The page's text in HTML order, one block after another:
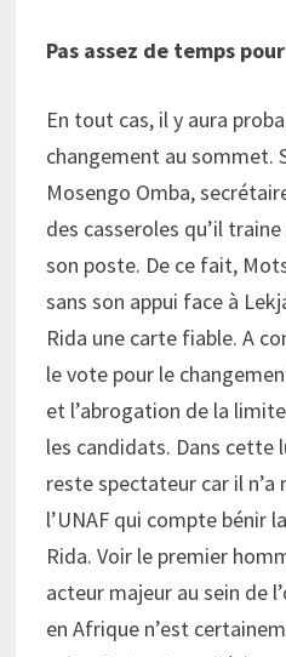
Pas assez de temps
En tout cas, il y aura
changement au sommet.
Mosengo Omba,
des casseroles qu’il
son poste. De ce fait,
sans son appui face à
Rida une carte fiable. A
le vote pour le
et l’abrogation de la
les candidats. Dans cette
reste spectateur car il n’a
l’UNAF qui compte bénir
Rida. Voir le premier
acteur majeur au sein de
en Afrique n’est